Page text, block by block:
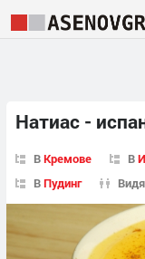
Натиас -
ВКремове В
ВПудинг